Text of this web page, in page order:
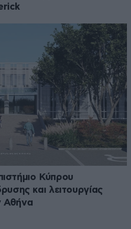
Κύπρου
και λειτουργίας
Αθήνα